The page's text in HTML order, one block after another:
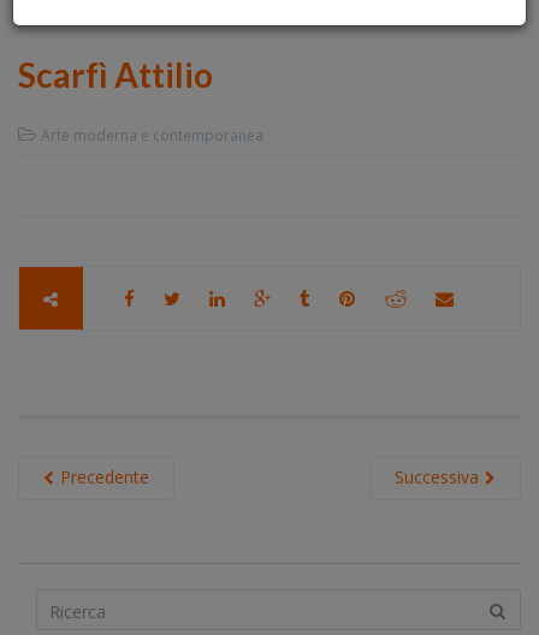
Scarfì Attilio
Arte moderna e contemporanea
Successiva
Precedente